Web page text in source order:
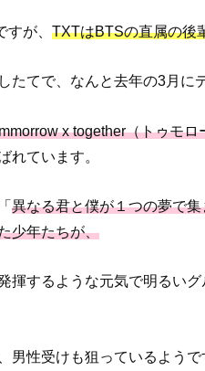
が、 TXTはBTSの直属の後
たてで、なんと去年の3月に
x together（トゥモ
れています。
異なる君と僕が１つの夢で
少年たちが、
揮するような元気で明るい
男性受けも狙っているようで